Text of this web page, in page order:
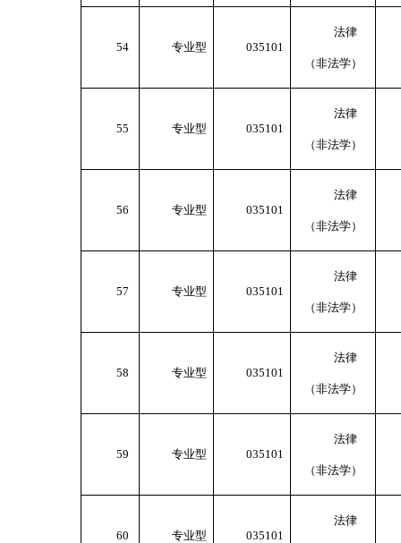
54 专业型 035101
法律
（非法学）
55 专业型 035101
法律
（非法学）
56 专业型 035101
法律
（非法学）
57 专业型 035101
法律
（非法学）
58 专业型 035101
法律
（非法学）
59 专业型 035101
法律
（非法学）
60 专业型 035101
法律